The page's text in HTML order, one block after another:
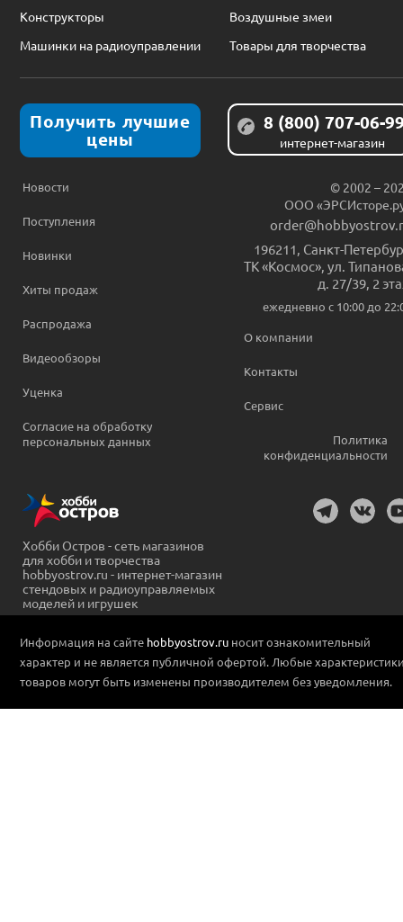
Конструкторы
Воздушные змеи
Машинки на радиоуправлении
Товары для творчества
Получить лучшие
цены
8 (800) 707-06-
интернет-магазин
Новости
Поступления
Новинки
Хиты продаж
Распродажа
Видеообзоры
Уценка
Согласие на обработку
персональных данных
© 2002 –
ООО
196211 Санкт-
ТК «Космос», ул.
д. 27/39, 2
ежедневно c 10:00 до
О компании
Контакты
Сервис
Политика
конфиденциальности
Хобби Остров - сеть магазинов
для хобби и творчества
hobbyostrov.ru - интернет-магазин
стендовых и радиоуправляемых
моделей и игрушек
Информация на сайте hobbyostrov.ru носит ознакомительный
характер и не является публичной офертой. Любые
товаров могут быть изменены производителем без уведомления.